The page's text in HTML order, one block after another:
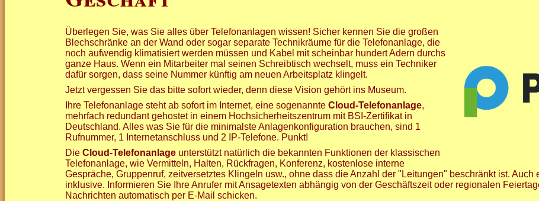
Überlegen Sie, was Sie alles über Telefonanlagen wissen! Sicher kennen Sie die großen
Blechschränke an der Wand oder sogar separate Technikräume für die Telefonanlage, die
noch aufwendig klimatisiert werden müssen und Kabel mit scheinbar hundert Adern durchs
ganze Haus. Wenn ein Mitarbeiter mal seinen Schreibtisch wechselt, muss ein Techniker
dafür sorgen, dass seine Nummer künftig am neuen Arbeitsplatz klingelt.
Jetzt vergessen Sie das bitte sofort wieder, denn diese Vision gehört ins Museum.
Ihre Telefonanlage steht ab sofort im Internet, eine sogenannteCloud-Telefonanlage,
mehrfach redundant gehostet in einem Hochsicherheitszentrum mit BSI-Zertifikat in
Deutschland. Alles was Sie für die minimalste Anlagenkonfiguration brauchen, sind 1
Rufnummer, 1 Internetanschluss und 2 IP-Telefone. Punkt!
DieCloud-Telefonanlage unterstützt natürlich die bekannten Funktionen der klassischen
Telefonanlage, wie Vermitteln, Halten, Rückfragen, Konferenz, kostenlose interne
Gespräche, Gruppenruf, zeitversetztes Klingeln usw., ohne dass die Anzahl der "Leitungen" beschränkt ist.
inklusive. Informieren Sie Ihre Anrufer mit Ansagetexten abhängig von der Geschäftszeit oder regionalen
Nachrichten automatisch per E-Mail schicken.